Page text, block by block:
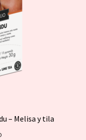
– Melisa y tila